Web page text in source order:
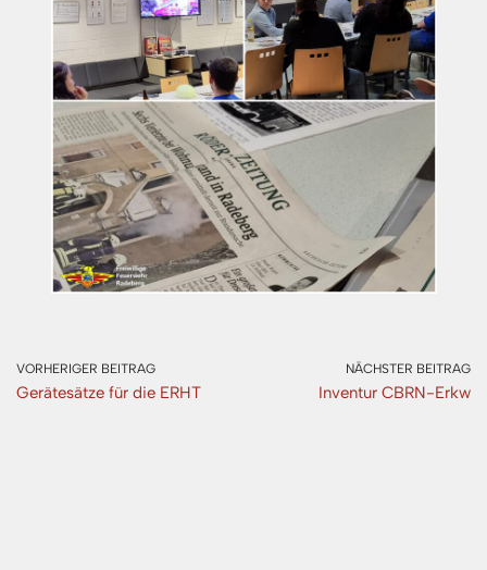
VORHERIGER BEITRAG
Gerätesätze für die ERHT
NÄCHSTER BEITRAG
Inventur CBRN-Erkw